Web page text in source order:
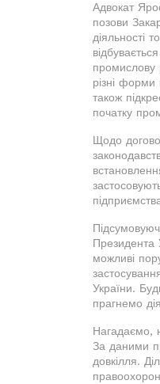
Адвокат
позови
діяльності
промислову
різні форми
також
початку
Щодо
Президента
можливі
України.
прагнемо
Нагадаємо,
За даними
довкілля.